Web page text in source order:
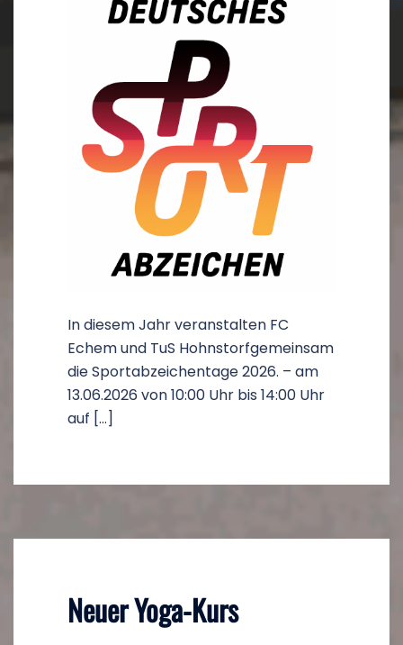
In diesem Jahr veranstalten FC
Echem und TuS Hohnstorfgemeinsam
die Sportabzeichentage 2026. – am
13.06.2026 von 10:00 Uhr bis 14:00 Uhr
auf […]
Neuer Yoga-Kurs